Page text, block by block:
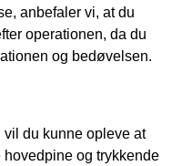
anbefaler vi, at du
operationen, da du
og bedøvelsen.
vil du kunne opleve at
og trykkende